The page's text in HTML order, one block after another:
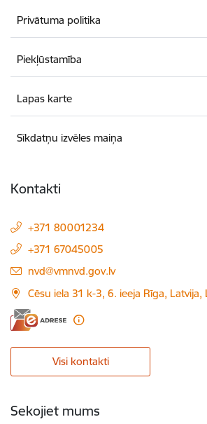
Privātuma politika
Piekļūstamība
Lapas karte
Sīkdatņu izvēles maiņa
Kontakti
+371 80001234
+371 67045005
E-pasts:
nvd@vmnvd.gov.lv
Cēsu iela 31 k-3, 6. ieeja Rīga, Latvija,
Visi kontakti
Sekojiet mums